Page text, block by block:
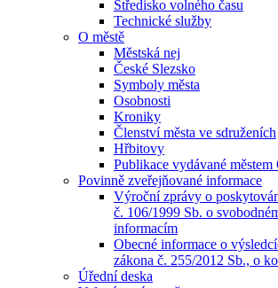
Středisko volného času
Technické služby
O městě
Městská nej
České Slezsko
Symboly města
Osobnosti
Kroniky
Členství města ve sdruženích
Hřbitovy
Publikace vydávané městem
Povinně zveřejňované informace
Výroční zprávy o
č. 106/1999 Sb. o
informacím
Obecné informace o
zákona č. 255/2012 Sb., o
Úřední deska